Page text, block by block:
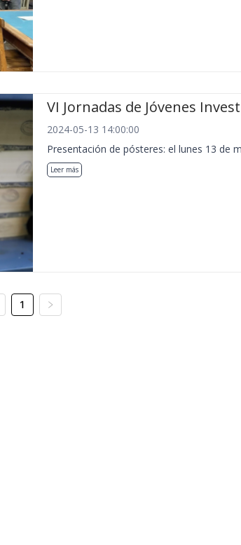
VI Jornadas de Jóvenes
2024-05-13 14:00:00
Presentación de pósteres: el lunes 13 de
Leer más
1